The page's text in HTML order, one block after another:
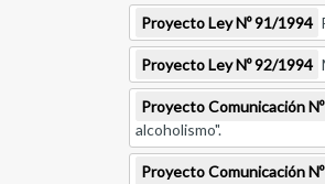
Proyecto Ley Nº 91/1994
Proyecto Ley Nº 92/1994
Proyecto Comunicación
alcoholismo".
Proyecto Comunicación